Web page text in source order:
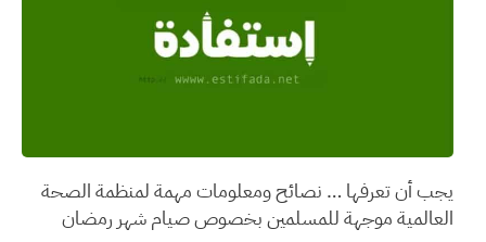
يجب أن تعرفها … نصائح ومعلومات مهمة لمنظمة الصحة
العالمية موجهة للمسلمين بخصوص صيام شهر رمضان